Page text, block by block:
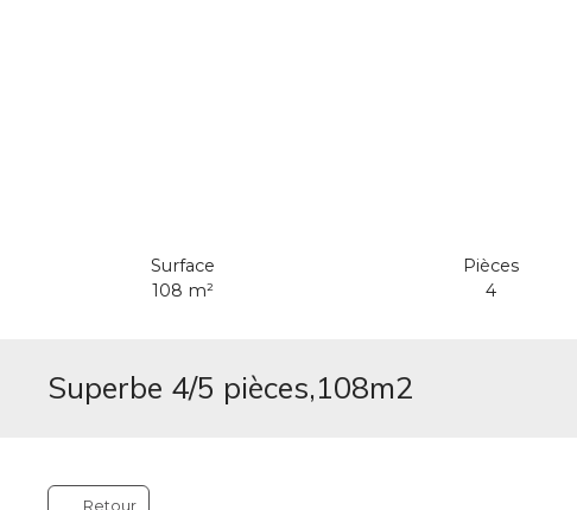
Surface
108 m²
Pièces
4
Superbe 4/5 pièces,108m2
Retour